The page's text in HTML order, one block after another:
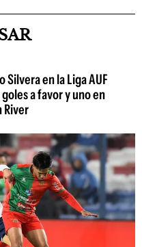
en la Liga AUF
a favor y uno en
River